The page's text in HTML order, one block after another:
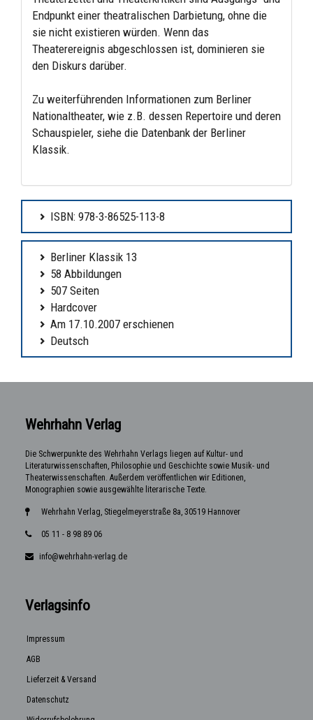
Endpunkt einer theatralischen Darbietung, ohne die
sie nicht existieren würden. Wenn das
Theaterereignis abgeschlossen ist, dominieren sie
den Diskurs darüber.
Zu weiterführenden Informationen zum Berliner
Nationaltheater, wie z.B. dessen Repertoire und deren
Schauspieler, siehe die Datenbank der Berliner
Klassik.
ISBN: 978-3-86525-113-8
Berliner Klassik 13
58 Abbildungen
507 Seiten
Hardcover
Am 17.10.2007 erschienen
Deutsch
Wehrhahn Verlag
Die Schwerpunkte des Wehrhahn Verlags liegen auf Kultur- und
Literaturwissenschaften, Philosophie und Geschichte sowie Musik- und
Theaterwissenschaften. Außerdem veröffentlichen wir Editionen,
Monographien sowie ausgewählte literarische Texte.
Wehrhahn Verlag, Stiegelmeyerstraße 8a, 30519 Hannover
05 11 - 8 98 89 06
info@wehrhahn-verlag.de
Verlagsinfo
Impressum
AGB
Lieferzeit & Versand
Datenschutz